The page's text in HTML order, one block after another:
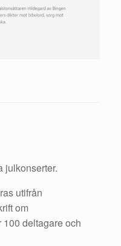
julkonserter.
utifrån
om
deltagare och